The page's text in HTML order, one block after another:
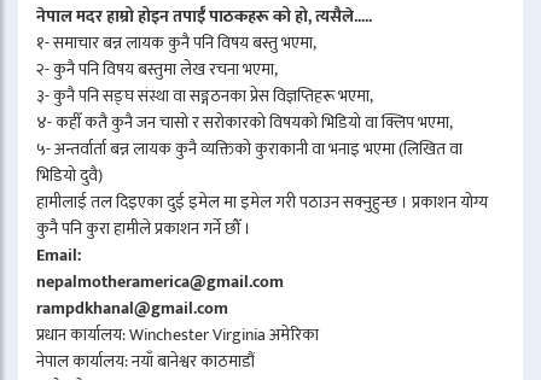
नेपाल मदर हाम्रो होइन तपाईँ पाठकहरू को हो, त्यसैले.....
१- समाचार बन्न लायक कुनै पनि विषय बस्तु भएमा,
२- कुनै पनि विषय बस्तुमा लेख रचना भएमा,
३- कुनै पनि सङ्घ संस्था वा सङ्गठनका प्रेस विज्ञप्तिहरू भएमा,
४- कहीँ कतै कुनै जन चासो र सरोकारको विषयको भिडियो वा क्लिप भएमा,
५- अन्तर्वार्ता बन्न लायक कुनै व्यक्तिको कुराकानी वा भनाइ भएमा (लिखित वा
भिडियो दुवै)
हामीलाई तल दिइएका दुई इमेल मा इमेल गरी पठाउन सक्नुहुन्छ । प्रकाशन योग्य
कुनै पनि कुरा हामीले प्रकाशन गर्ने छौँ ।
Email:
nepalmotheramerica@gmail.com
rampdkhanal@gmail.com
प्रधान कार्यालय: Winchester Virginia अमेरिका
नेपाल कार्यालय: नयाँ बानेश्वर काठमाडौं